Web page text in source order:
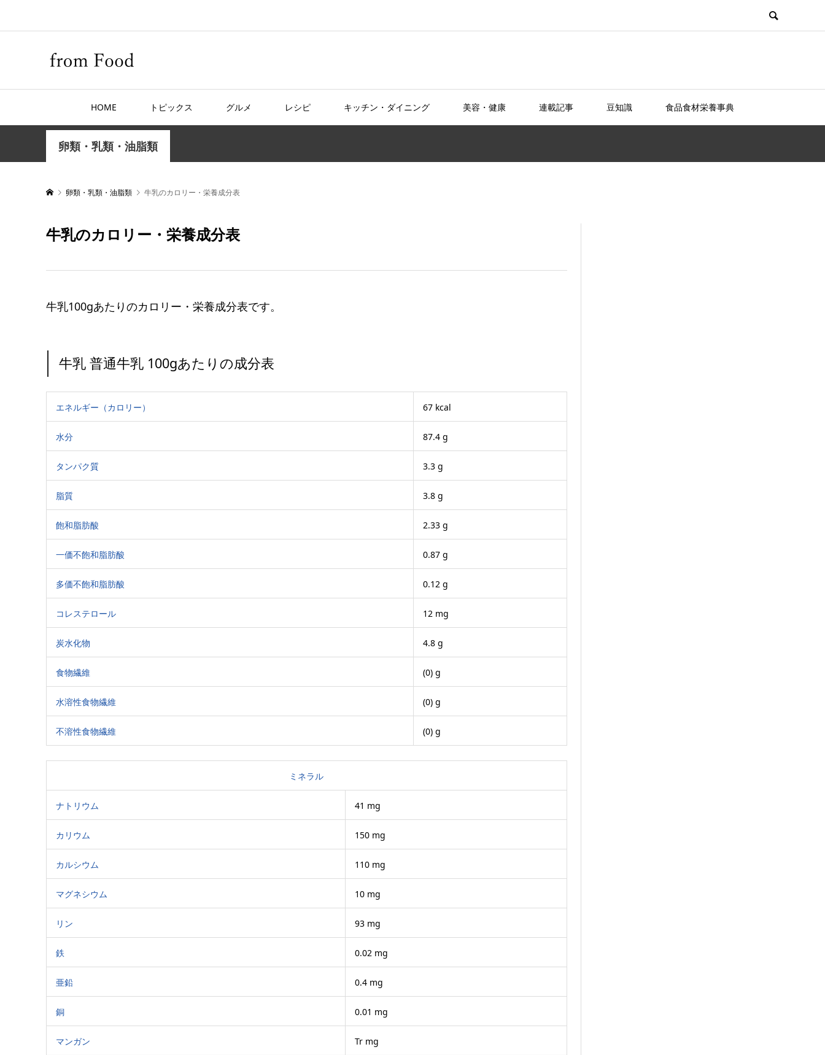
HOME トピックス グルメ レシピ キッチン・ダイニング 美容・健康 連載記事 豆知識 食品食材栄養事典
卵類・乳類・油脂類
卵類・乳類・油脂類 牛乳のカロリー・栄養成分表
牛乳のカロリー・栄養成分表
牛乳100gあたりのカロリー・栄養成分表です。
牛乳 普通牛乳 100gあたりの成分表
エネルギー（カロリー） 67 kcal
水分 87.4 g
タンパク質 3.3 g
脂質 3.8 g
飽和脂肪酸 2.33 g
一価不飽和脂肪酸 0.87 g
多価不飽和脂肪酸 0.12 g
コレステロール 12 mg
炭水化物 4.8 g
食物繊維 (0) g
水溶性食物繊維 (0) g
不溶性食物繊維 (0) g
ミネラル
ナトリウム 41 mg
カリウム 150 mg
カルシウム 110 mg
マグネシウム 10 mg
リン 93 mg
鉄 0.02 mg
亜鉛 0.4 mg
銅 0.01 mg
マンガン Tr mg